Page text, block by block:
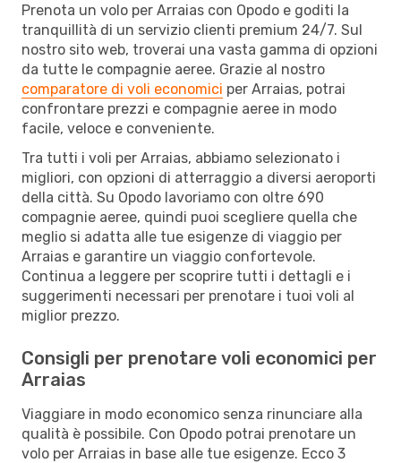
Prenota un volo per Arraias con Opodo e goditi la
tranquillità di un servizio clienti premium 24/7. Sul
nostro sito web, troverai una vasta gamma di opzioni
da tutte le compagnie aeree. Grazie al nostro
comparatore di voli economici per Arraias, potrai
confrontare prezzi e compagnie aeree in modo
facile, veloce e conveniente.
Tra tutti i voli per Arraias, abbiamo selezionato i
migliori, con opzioni di atterraggio a diversi aeroporti
della città. Su Opodo lavoriamo con oltre 690
compagnie aeree, quindi puoi scegliere quella che
meglio si adatta alle tue esigenze di viaggio per
Arraias e garantire un viaggio confortevole.
Continua a leggere per scoprire tutti i dettagli e i
suggerimenti necessari per prenotare i tuoi voli al
miglior prezzo.
Consigli per prenotare voli economici per
Arraias
Viaggiare in modo economico senza rinunciare alla
qualità è possibile. Con Opodo potrai prenotare un
volo per Arraias in base alle tue esigenze. Ecco 3